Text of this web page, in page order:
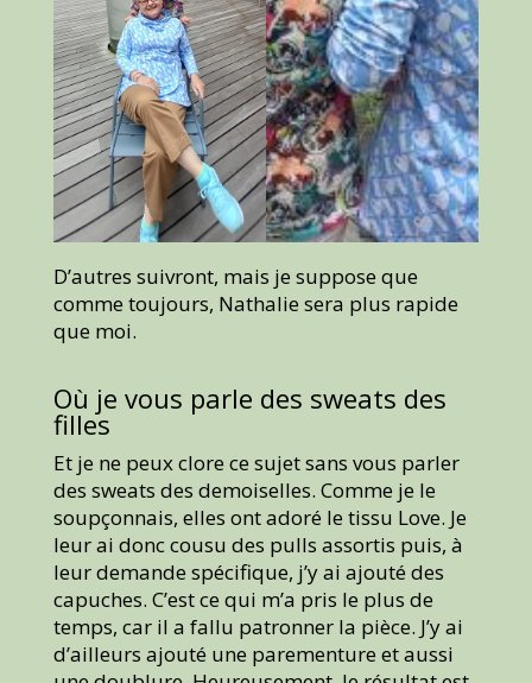
D’autres suivront, mais je suppose que
comme toujours, Nathalie sera plus rapide
que moi.
Où je vous parle des sweats des
filles
Et je ne peux clore ce sujet sans vous parler
des sweats des demoiselles. Comme je le
soupçonnais, elles ont adoré le tissu Love. Je
leur ai donc cousu des pulls assortis puis, à
leur demande spécifique, j’y ai ajouté des
capuches. C’est ce qui m’a pris le plus de
temps, car il a fallu patronner la pièce. J’y ai
d’ailleurs ajouté une parementure et aussi